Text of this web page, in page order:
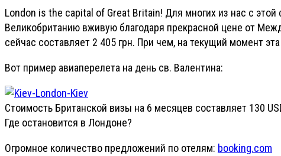
London is the capital of Great Britain! Для многих из нас с
Великобританию вживую благодаря прекрасной цене от
сейчас составляет 2 405 грн. При чем, на текущий момент
Вот пример авиаперелета на день св. Валентина:
Стоимость Британской визы на 6 месяцев составляет 130
Где остановится в Лондоне?
Огромное количество предложений по отелям: booking.com